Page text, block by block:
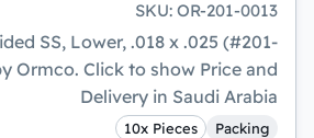
SKU: OR-201-0013
SS, Lower, .018 x .025 (#201-
Ormco. Click to show Price and
Delivery in Saudi Arabia
Packing
10x Pieces